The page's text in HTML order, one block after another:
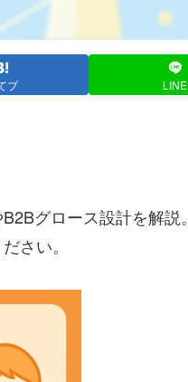
ブ LINE
グロース設計を解説。
さい。